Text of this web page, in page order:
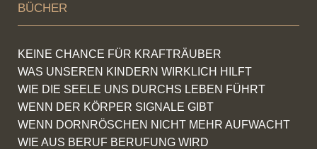
BÜCHER
KEINE CHANCE FÜR KRAFTRÄUBER
WAS UNSEREN KINDERN WIRKLICH HILFT
WIE DIE SEELE UNS DURCHS LEBEN FÜHRT
WENN DER KÖRPER SIGNALE GIBT
WENN DORNRÖSCHEN NICHT MEHR AUFWACHT
WIE AUS BERUF BERUFUNG WIRD